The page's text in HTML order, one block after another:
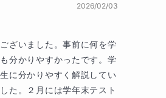
状態で勉強を終えてし
解き、本当に理解できて
点数が取れる力につなげ
2026/02/03
ざいました。事前に何を学
分かりやすかったです。学
に分かりやすく解説してい
た。２月には学年末テスト